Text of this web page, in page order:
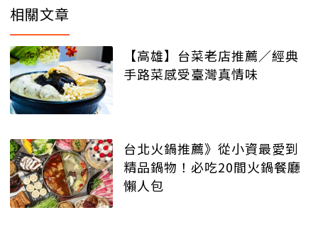
相關文章
【高雄】台菜老店推薦／經典
手路菜感受臺灣真情味
台北火鍋推薦》從小資最愛到
精品鍋物！必吃20間火鍋餐廳
懶人包